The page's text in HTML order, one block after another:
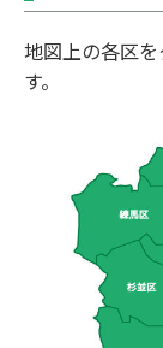
地図上の各区
す。